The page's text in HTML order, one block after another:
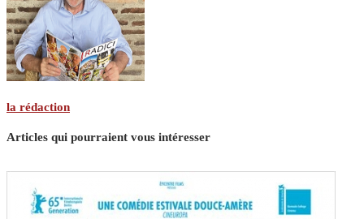
la rédaction
Articles qui pourraient vous intéresser